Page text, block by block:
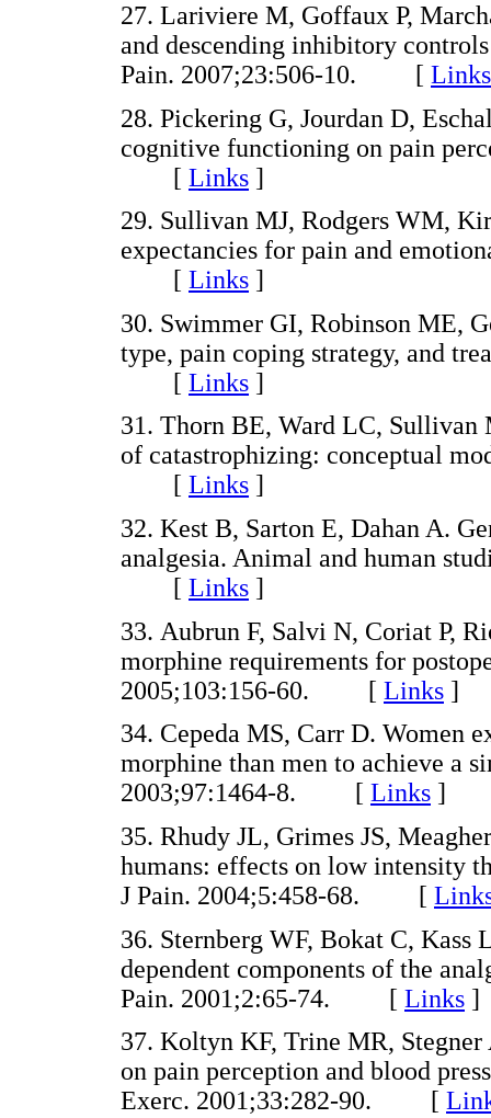
27. Lariviere M, Goffaux P,
and descending inhibitory
Pain. 2007;23:506-10. [ Links
28. Pickering G, Jourdan D,
cognitive functioning on pain
[ Links ]
29. Sullivan MJ, Rodgers WM,
expectancies for pain and
[ Links ]
30. Swimmer GI, Robinson ME,
type, pain coping strategy, and
[ Links ]
31. Thorn BE, Ward LC, Sullivan
of catastrophizing: conceptual
[ Links ]
32. Kest B, Sarton E, Dahan A.
analgesia. Animal and human
[ Links ]
33. Aubrun F, Salvi N, Coriat P,
morphine requirements for
2005;103:156-60. [ Links ]
34. Cepeda MS, Carr D. Women
morphine than men to achieve a
2003;97:1464-8. [ Links ]
35. Rhudy JL, Grimes JS,
humans: effects on low intensity
J Pain. 2004;5:458-68. [
36. Sternberg WF, Bokat C,
dependent components of the
Pain. 2001;2:65-74. [ Links ]
37. Koltyn KF, Trine MR,
on pain perception and blood
Exerc. 2001;33:282-90. [